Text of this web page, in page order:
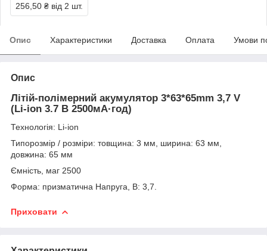
256,50 ₴ від 2 шт.
Опис Характеристики Доставка Оплата Умови
Опис
Літій-полімерний акумулятор 3*63*65mm 3,7 V
(Li-ion 3.7 В 2500мА·год)
Технологія: Li-ion
Типорозмір / розміри: товщина: 3 мм, ширина: 63 мм,
довжина: 65 мм
Ємність, маг 2500
Форма: призматична Напруга, В: 3,7.
Приховати